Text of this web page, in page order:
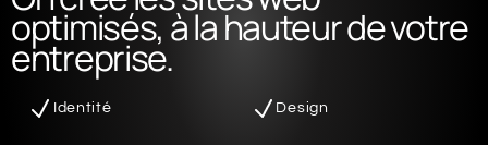
optimisés, à la hauteur de votre
entreprise.
Identité Design